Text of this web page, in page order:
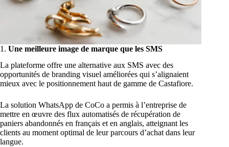
1. Une meilleure image de marque que les SMS
La plateforme offre une alternative aux SMS avec des
opportunités de branding visuel améliorées qui s’alignaient
mieux avec le positionnement haut de gamme de Castafiore.
La solution WhatsApp de CoCo a permis à l’entreprise de
mettre en œuvre des flux automatisés de récupération de
paniers abandonnés en français et en anglais, atteignant les
clients au moment optimal de leur parcours d’achat dans leur
langue.